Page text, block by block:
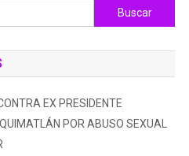
Buscar:
EX PRESIDENTE
POR ABUSO SEXUAL